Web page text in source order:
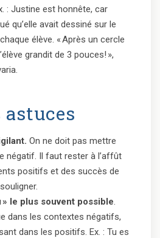
: Justine est honnête, car
qu’elle avait dessiné sur le
élève. « Après un cercle
grandit de 3 pouces! »,
astuces
On ne doit pas mettre
négatif. Il faut rester à l’affût
positifs et des succès de
» le plus souvent possible.
dans les contextes négatifs,
dans les positifs. Ex. : Tu es